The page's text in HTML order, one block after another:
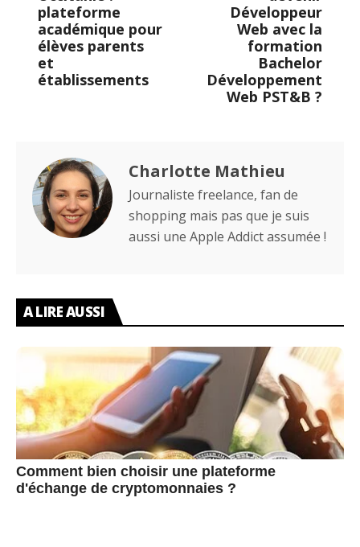
plateforme
académique pour
élèves parents
et
établissements
Développeur
Web avec la
formation
Bachelor
Développement
Web PST&B ?
Charlotte Mathieu
Journaliste freelance, fan de
shopping mais pas que je suis
aussi une Apple Addict assumée !
A LIRE AUSSI
Comment bien choisir une plateforme
d'échange de cryptomonnaies ?